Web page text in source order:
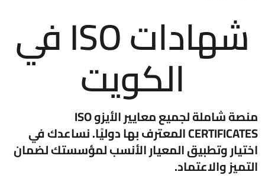
شهادات ISO في
الكويت
منصة شاملة لجميع معايير الأيزو ISO
CERTIFICATES المعترف بها دوليًا. نساعدك في
اختيار وتطبيق المعيار الأنسب لمؤسستك لضمان
التميز والاعتماد.